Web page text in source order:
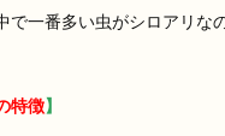
で一番多い虫がシロアリな
特徴】